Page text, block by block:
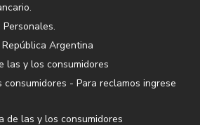
Argentina
las y los consumidores
- Para reclamos ingrese
de las y los consumidores